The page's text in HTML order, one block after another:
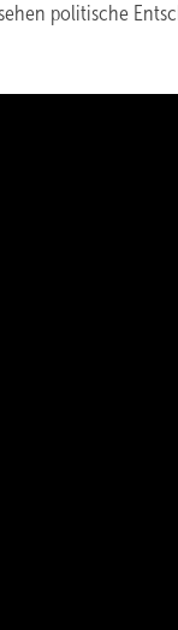
politische